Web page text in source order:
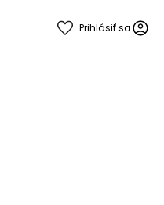
Prihlásiť sa